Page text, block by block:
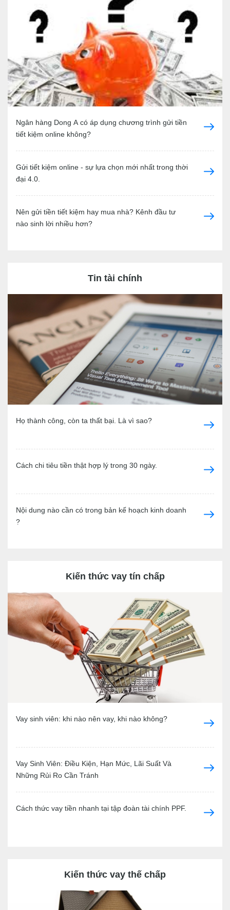
Ngân hàng Dong A có áp dụng chương trình gửi tiền
tiết kiệm online không?
Gửi tiết kiệm online - sự lựa chọn mới nhất trong thời
đại 4.0.
Nên gửi tiền tiết kiệm hay mua nhà? Kênh đầu tư
nào sinh lời nhiều hơn?
Tin tài chính
Họ thành công, còn ta thất bại. Là vì sao?
Cách chi tiêu tiền thật hợp lý trong 30 ngày.
Nội dung nào cần có trong bản kế hoạch kinh doanh
?
Kiến thức vay tín chấp
Vay sinh viên: khi nào nên vay, khi nào không?
Vay Sinh Viên: Điều Kiện, Hạn Mức, Lãi Suất Và
Những Rủi Ro Cần Tránh
Cách thức vay tiền nhanh tại tập đoàn tài chính PPF.
Kiến thức vay thế chấp